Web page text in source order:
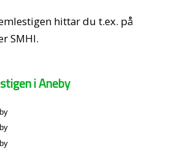
hittar du t.ex. på
SMHI.
i Aneby